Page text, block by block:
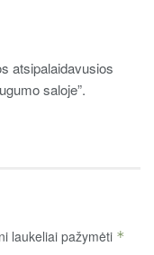
atsipalaidavusios
saloje”.
laukeliai pažymėti *